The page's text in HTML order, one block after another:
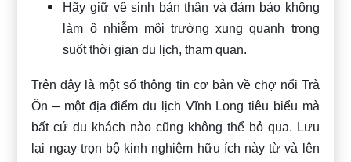
Hãy giữ vệ sinh bản thân và đảm bảo không
làm ô nhiễm môi trường xung quanh trong
suốt thời gian du lịch, tham quan.
Trên đây là một số thông tin cơ bản về chợ nổi Trà
Ôn – một địa điểm du lịch Vĩnh Long tiêu biểu mà
bất cứ du khách nào cũng không thể bỏ qua. Lưu
lại ngay trọn bộ kinh nghiệm hữu ích này từvà lên